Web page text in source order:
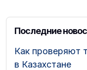
Последние
Как проверяют
в Казахстане